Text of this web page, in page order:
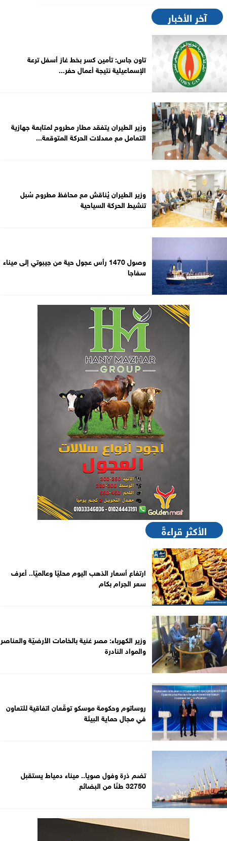
آخر الأخبار
تاون جاس: تأمين كسر بخط غاز أسفل ترعة
الإسماعيلية نتيجة أعمال حفر...
وزير الطيران يتفقد مطار مطروح لمتابعة جهازية
التعامل مع معدلات الحركة المتوقعة...
وزير الطيران يُناقش مع محافظ مطروح سُبل
تنشيط الحركة السياحية
وصول 1470 رأس عجول حية من جيبوتي إلى ميناء
سفاجا
الأكثر قراءةً
ارتفاع أسعار الذهب اليوم محليًا وعالميًا.. أعرف
سعر الجرام بكام
وزير الكهرباء: مصر غنية بالخامات الأرضيّة والعناصر
والمواد النادرة
روساتوم وحكومة موسكو توقّعان اتفاقية للتعاون
في مجال حماية البيئة
تضم ذرة وفول صويا.. ميناء دمياط يستقبل
32750 طنًا من البضائع